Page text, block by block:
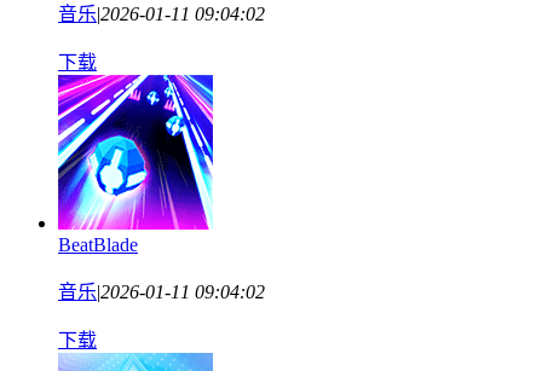
音乐|2026-01-11 09:04:02
下载
BeatBlade
音乐|2026-01-11 09:04:02
下载